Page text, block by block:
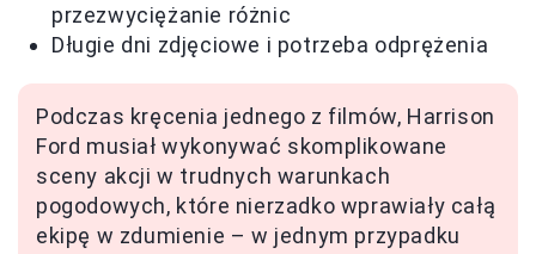
przezwyciężanie różnic
Długie dni zdjęciowe i potrzeba odprężenia
Podczas kręcenia jednego z filmów, Harrison
Ford musiał wykonywać skomplikowane
sceny akcji w trudnych warunkach
pogodowych, które nierzadko wprawiały całą
ekipę w zdumienie – w jednym przypadku